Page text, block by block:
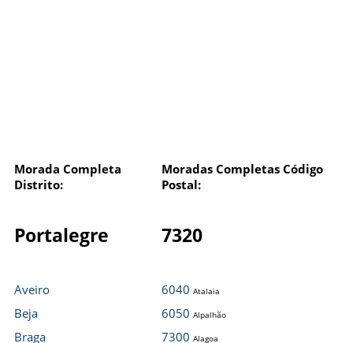
Morada Completa
Distrito:
Moradas Completas Código
Postal:
Portalegre 7320
Aveiro
Beja
Braga
6040 Atalaia
6050 Alpalhão
7300 Alagoa